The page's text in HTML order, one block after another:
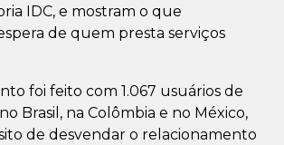
IDC, e mostram o que
de quem presta serviços
foi feito com 1.067 usuários de
Brasil, na Colômbia e no México,
de desvendar o relacionamento